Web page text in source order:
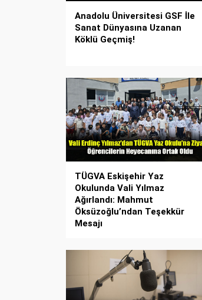
Anadolu Üniversitesi GSF İle
Sanat Dünyasına Uzanan
Köklü Geçmiş!
TÜGVA Eskişehir Yaz
Okulunda Vali Yılmaz
Ağırlandı: Mahmut
Öksüzoğlu’ndan Teşekkür
Mesajı